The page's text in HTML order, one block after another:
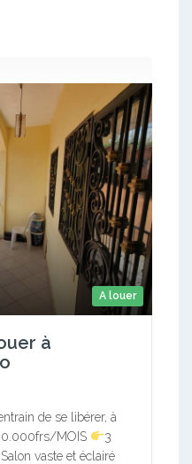
A louer
à
de se libérer, à
MOIS
3
Salon vaste et éclairé